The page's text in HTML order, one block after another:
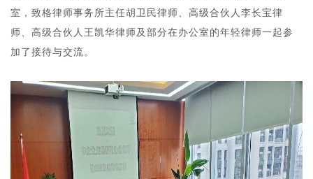
室，致格律师事务所主任胡卫民律师、高级合伙人李长宝律
师、高级合伙人王凯华律师及部分在办公室的年轻律师一起参
加了接待与交流。